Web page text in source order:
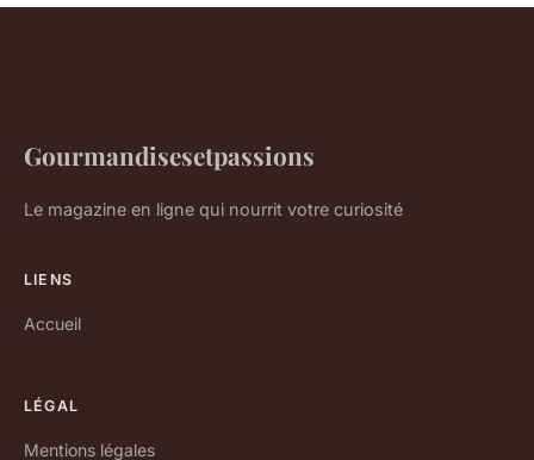
Gourmandisesetpassions
Le magazine en ligne qui nourrit votre curiosité
LIENS
Accueil
LÉGAL
Mentions légales